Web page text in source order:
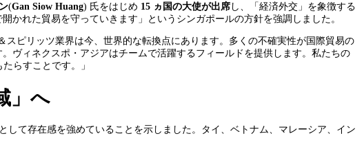
(Gan Siow Huang) 氏をはじめ 15 ヵ国の大使が出席 し、「経済外交」を象徴する
れた貿易を守っていきます」というシンガポールの方針を強調しました。
ピリッツ業界は今、世界的な転換点にあります。多くの不確実性が国際貿易の
ヴィネクスポ・アジアはチームで活躍するフィールドを提供します。私たちの
らすことです。」
」へ
て存在感を強めていることを示しました。タイ、ベトナム、マレーシア、イン